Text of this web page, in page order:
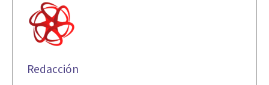
Redacción